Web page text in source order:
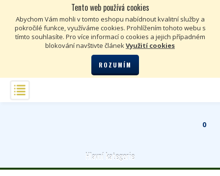
Tento web používá cookies
Abychom Vám mohli v tomto eshopu nabídnout kvalitní služby a
pokročilé funkce, využíváme cookies. Prohlížením tohoto webu s
tímto souhlasíte. Pro více informací o cookies a jejich případném
blokování navštivte článekVyužití cookies
ROZUMÍM
€
0
Hlavní kategorie